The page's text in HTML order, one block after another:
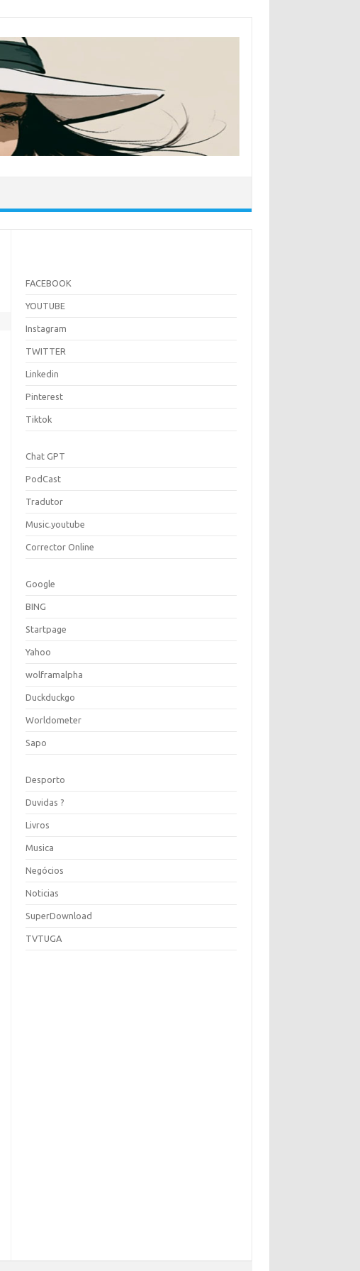
FACEBOOK
YOUTUBE
Instagram
TWITTER
Linkedin
Pinterest
Tiktok
Chat GPT
PodCast
Tradutor
Music.youtube
Corrector Online
Google
BING
Startpage
Yahoo
wolframalpha
Duckduckgo
Worldometer
Sapo
Desporto
Duvidas ?
Livros
Musica
Negócios
Noticias
SuperDownload
TVTUGA